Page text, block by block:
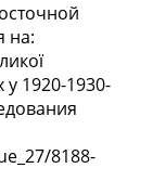
на:
у 1920-1930-
8188-